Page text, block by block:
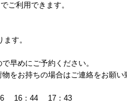
ご利用できます。
す。
早めにご予約ください。
をお持ちの場合はご連絡をお願い
16：44 17：43